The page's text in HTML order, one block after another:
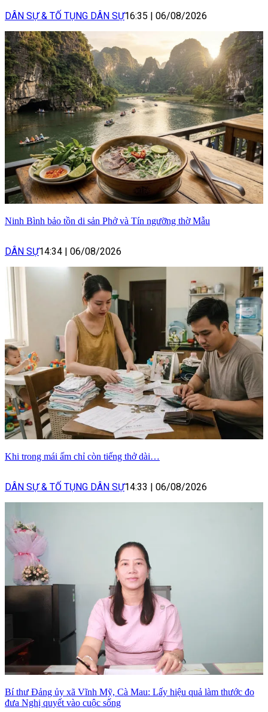
DÂN SỰ & TỐ TỤNG DÂN SỰ16:35 06/08/2026
Ninh Bình bảo tồn di sản Phở và Tín ngưỡng thờ Mẫu
DÂN SỰ14:34 06/08/2026
Khi trong mái ấm chỉ còn tiếng thở dài…
DÂN SỰ & TỐ TỤNG DÂN SỰ14:33 06/08/2026
Bí thư Đảng ủy xã Vĩnh Mỹ, Cà Mau: Lấy hiệu quả làm thước đo
đưa Nghị quyết vào cuộc sống